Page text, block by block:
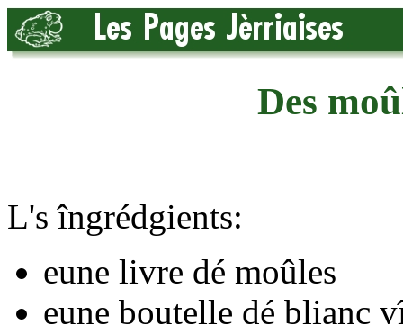
Des
L's îngrédgients:
eune livre dé moûles
eune boutelle dé blianc